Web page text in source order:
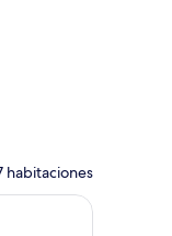
fin de semana ago
habitaciones
con cama, escritorio